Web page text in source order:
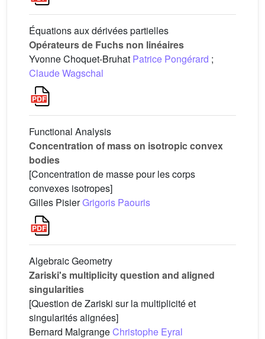
Équations aux dérivées partielles
Opérateurs de Fuchs non linéaires
Yvonne Choquet-Bruhat Patrice Pongérard ;
Claude Wagschal
Functional Analysis
Concentration of mass on isotropic convex
bodies
[Concentration de masse pour les corps
convexes isotropes]
Gilles PisierGrigoris Paouris
Algebraic Geometry
Zariski's multiplicity question and aligned
singularities
[Question de Zariski sur la multiplicité et
singularités alignées]
Bernard MalgrangeChristophe Eyral